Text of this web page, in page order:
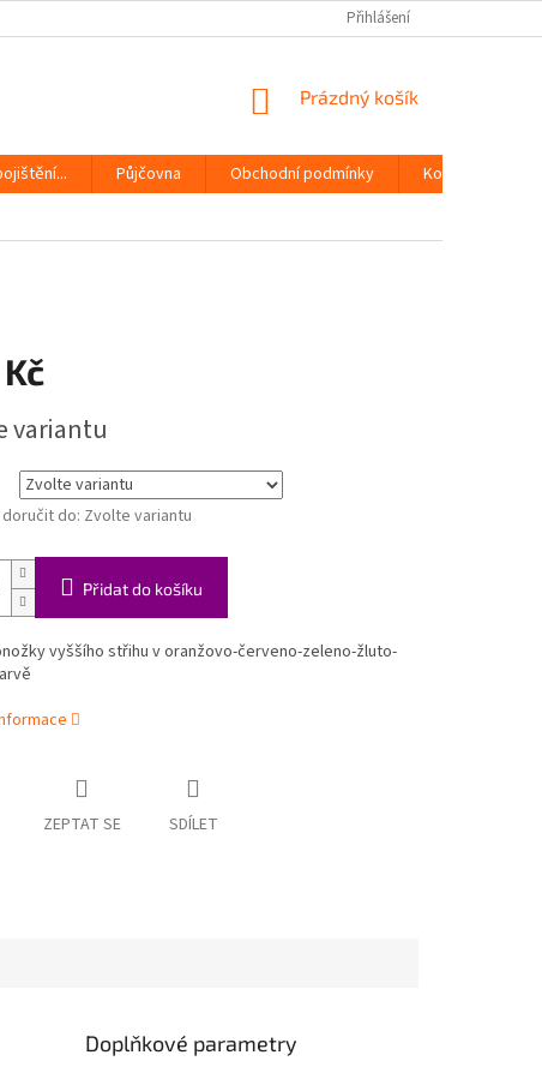
Přihlášení
NÁKUPNÍ
Prázdný košík
Půjčovna Obchodní podmínky
Kontakty
variantu
do: Zvolte variantu
Přidat do košíku
vyššího střihu v oranžovo-červeno-zeleno-žluto-
ZEPTAT SE SDÍLET
Doplňkové parametry